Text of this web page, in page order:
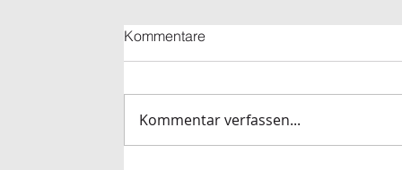
Kommentare
Kommentar verfassen...